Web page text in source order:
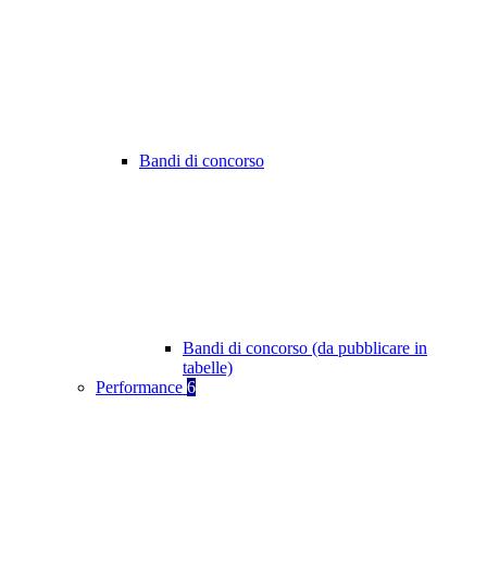
Bandi di concorso
Bandi di concorso (da pubblicare in
tabelle)
Performance 6